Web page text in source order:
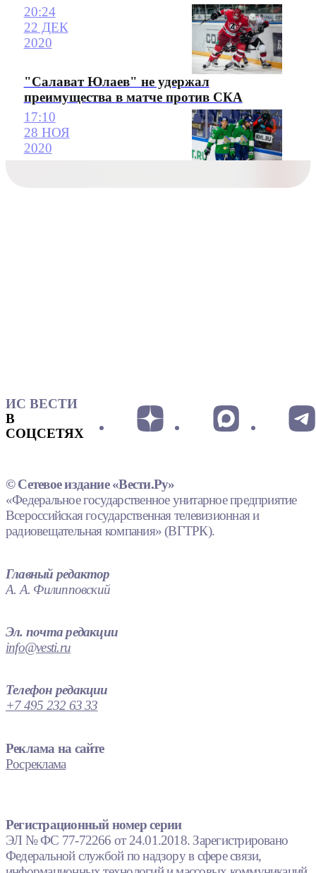
20:24
22 ДЕК
2020
"Салават Юлаев" не удержал
преимущества в матче против СКА
17:10
28 НОЯ
2020
ИС ВЕСТИ
В
СОЦСЕТЯХ
© Сетевое издание «Вести.Ру»
«Федеральное государственное унитарное предприятие
Всероссийская государственная телевизионная и
радиовещательная компания» (ВГТРК).
Главный редактор
А. А. Филипповский
Эл. почта редакции
info@vesti.ru
Телефон редакции
+7 495 232 63 33
Реклама на сайте
Росреклама
Регистрационный номер серии
ЭЛ № ФС 77-72266 от 24.01.2018. Зарегистрировано
Федеральной службой по надзору в сфере связи,